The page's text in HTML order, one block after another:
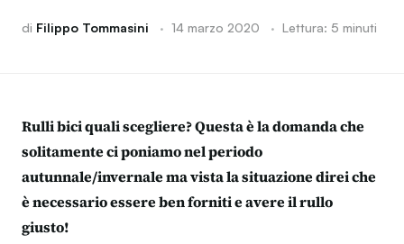
di Filippo Tommasini · 14 marzo 2020 · Lettura: 5 minuti
Rulli bici quali scegliere? Questa è la domanda che
solitamente ci poniamo nel periodo
autunnale/invernale ma vista la situazione direi che
è necessario essere ben forniti e avere il rullo
giusto!